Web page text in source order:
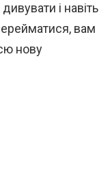
і навіть
вам
нову